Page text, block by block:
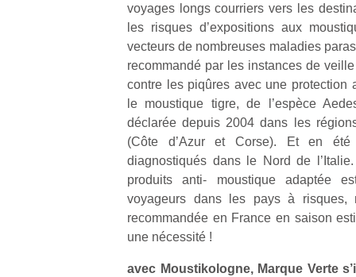
voyages longs courriers vers les
les risques d’expositions aux
vecteurs de nombreuses maladies
recommandé par les instances de
contre les piqûres avec une protection
le moustique tigre, de l’espèce
déclarée depuis 2004 dans les
(Côte d’Azur et Corse). Et en
diagnostiqués dans le Nord de
produits anti- moustique adaptée
voyageurs dans les pays à risques,
recommandée en France en saison
une nécessité !
avec Moustikologne, Marque Verte
simple.
Conjuguer
divertissement,
activité
physique
ou
apprentissage…
enfants
de…
de